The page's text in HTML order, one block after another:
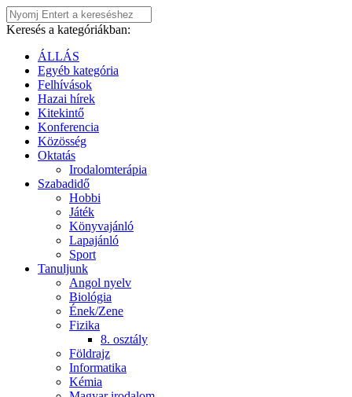
Keresés a kategóriákban:
ÁLLÁS
Egyéb kategória
Felhívások
Hazai hírek
Kitekintő
Konferencia
Közösség
Oktatás
Irodalomterápia
Szabadidő
Hobbi
Játék
Könyvajánló
Lapajánló
Sport
Tanuljunk
Angol nyelv
Biológia
Ének/Zene
Fizika
8. osztály
Földrajz
Informatika
Kémia